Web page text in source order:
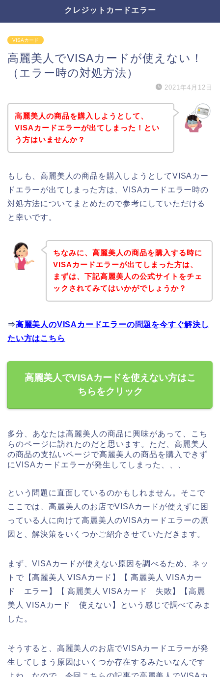
クレジットカードエラー
VISAカード
高麗美人でVISAカードが使えない！
（エラー時の対処方法）
2021年4月12日
高麗美人の商品を購入しようとして、
VISAカードエラーが出てしまった！とい
う方はいませんか？
もしも、高麗美人の商品を購入しようとしてVISAカー
ドエラーが出てしまった方は、VISAカードエラー時の
対処方法についてまとめたので参考にしていただける
と幸いです。
ちなみに、高麗美人の商品を購入する時に
VISAカードエラーが出てしまった方は、
まずは、下記高麗美人の公式サイトをチェ
ックされてみてはいかがでしょうか？
⇒高麗美人のVISAカードエラーの問題を今すぐ解決し
たい方はこちら
高麗美人でVISAカードを使えない方はこ
ちらをクリック
多分、あなたは高麗美人の商品に興味があって、こち
らのページに訪れたのだと思います。ただ、高麗美人
の商品の支払いページで高麗美人の商品を購入できず
にVISAカードエラーが発生してしまった、、、
という問題に直面しているのかもしれません。そこで
ここでは、高麗美人のお店でVISAカードが使えずに困
っている人に向けて高麗美人のVISAカードエラーの原
因と、解決策をいくつかご紹介させていただきます。
まず、VISAカードが使えない原因を調べるため、ネッ
トで【高麗美人 VISAカード】【 高麗美人 VISAカー
ド エラー】【 高麗美人 VISAカード 失敗】【高麗
美人 VISAカード 使えない】という感じで調べてみま
した。
そうすると、高麗美人のお店でVISAカードエラーが発
生してしまう原因はいくつか存在するみたいなんです